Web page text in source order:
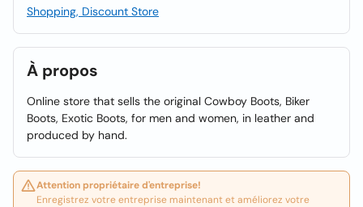
Shopping, Discount Store
À propos
Online store that sells the original Cowboy Boots, Biker
Boots, Exotic Boots, for men and women, in leather and
produced by hand.
Attention propriétaire d'entreprise!
Enregistrez votre entreprise maintenant et améliorez votre